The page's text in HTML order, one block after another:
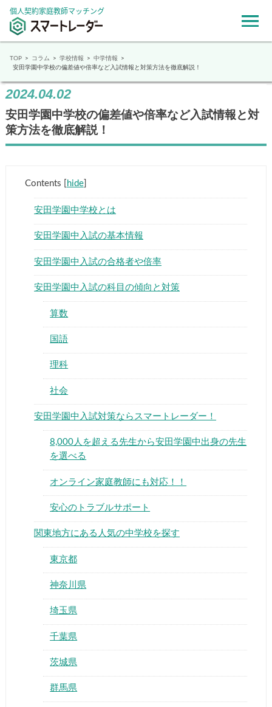
個人契約家庭教師マッチング
▶
TOP コラム 学校情報
中学情報
安田学園中学校の偏差値や倍率など入試情報と対策方法を徹底解説！
2024.04.02
安田学園中学校の偏差値や倍率など入試情報と対
策方法を徹底解説！
Contents hide]
安田学園中学校とは
安田学園中入試の基本情報
安田学園中入試の合格者や倍率
安田学園中入試の科目の傾向と対策
算数
国語
理科
社会
安田学園中入試対策ならスマートレーダー！
8,000人を超える先生から安田学園中出身の先生
を選べる
オンライン家庭教師にも対応！！
安心のトラブルサポート
関東地方にある人気の中学校を探す
東京都
神奈川県
埼玉県
千葉県
茨城県
群馬県